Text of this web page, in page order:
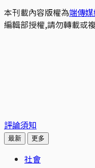
本刊載內容版權為端傳
編輯部授權,請勿轉載或
評論須知
最新 更多
社會